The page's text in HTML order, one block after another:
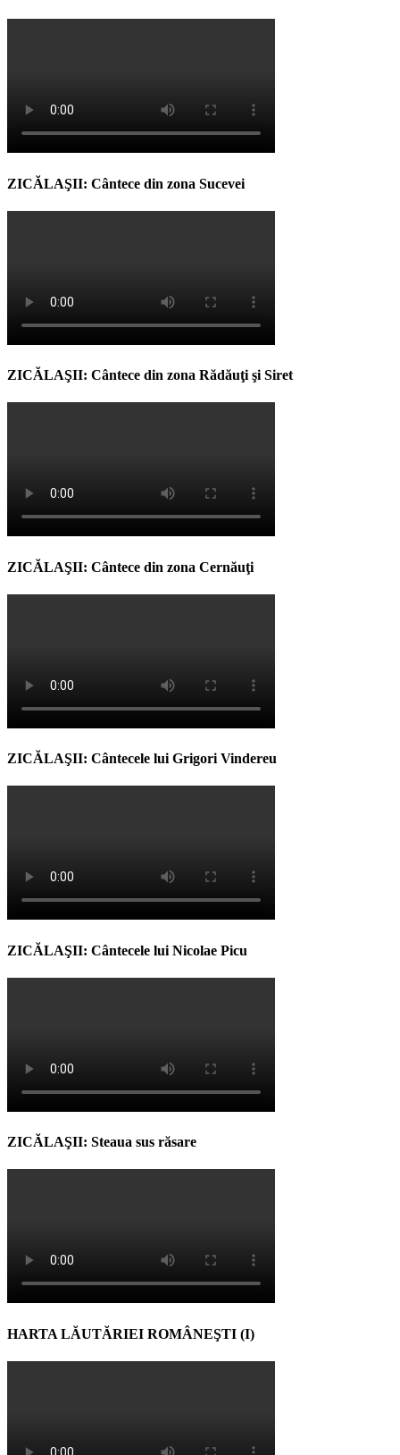
ZICĂLAŞII: Cântece din zona Sucevei
ZICĂLAŞII: Cântece din zona Rădăuţi şi Siret
ZICĂLAŞII: Cântece din zona Cernăuţi
ZICĂLAŞII: Cântecele lui Grigori Vindereu
ZICĂLAŞII: Cântecele lui Nicolae Picu
ZICĂLAŞII: Steaua sus răsare
HARTA LĂUTĂRIEI ROMÂNEŞTI (I)